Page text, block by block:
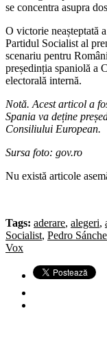
se concentra asupra
O victorie neașteptată
Partidul Socialist al
scenariu pentru
președinția spaniolă a
electorală internă.
Notă. Acest articol a
Spania va deține
Consiliului European.
Sursa foto: gov.ro
Nu există articole
Tags: aderare, alegeri,
Socialist, Pedro
Vox